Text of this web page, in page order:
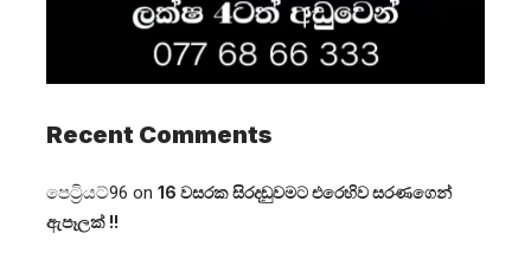
Recent Comments
පෙට්‍රියට්96 on 16 වසරක සිරදඬුවමට එරෙහිව සරණගෙන්
ඇපෑලක් !!